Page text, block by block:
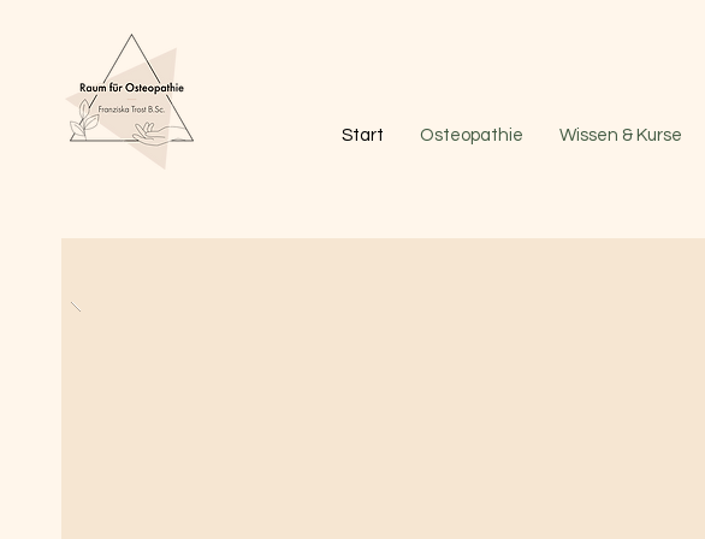
Start Osteopathie Wissen & Kurse